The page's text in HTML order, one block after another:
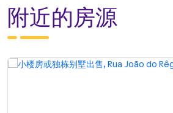
附近的房源